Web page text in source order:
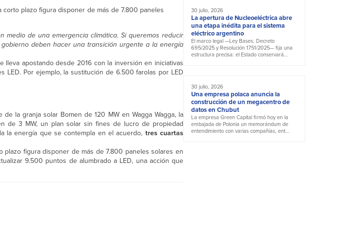
plazo figura disponer de más de 7.800 paneles
medio de una emergencia climática. Si queremos reducir
deben hacer una transición urgente a la energía
lleva apostando desde 2016 con la inversión en iniciativas
Por ejemplo, la sustitución de 6.500 farolas por LED
la granja solar Bomen de 120 MW en Wagga Wagga, la
de 3 MW, un plan solar sin fines de lucro de propiedad
la energía que se contempla en el acuerdo, tres cuartas
figura disponer de más de 7.800 paneles solares en
9.500 puntos de alumbrado a LED, una acción que
30 julio, 2026
La apertura de Nucleoeléctrica abre
una etapa inédita para el sistema
eléctrico argentino
El marco legal —Ley Bases, Decreto
695/2025 y Resolución 1751/2025— fija una
estructura precisa: el Estado conservará...
30 julio, 2026
Una empresa polaca anuncia la
construcción de un megacentro de
datos en Chubut
La empresa Green Capital firmó hoy en la
embajada de Polonia un memorándum de
entendimiento con varias compañías, ent...